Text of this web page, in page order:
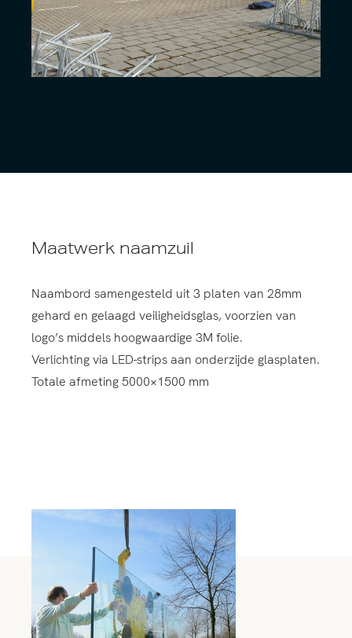
Maatwerk naamzuil
Naambord samengesteld uit 3 platen van 28mm
gehard en gelaagd veiligheidsglas, voorzien van
logo’s middels hoogwaardige 3M folie.
Verlichting via LED-strips aan onderzijde glasplaten.
Totale afmeting 5000×1500 mm